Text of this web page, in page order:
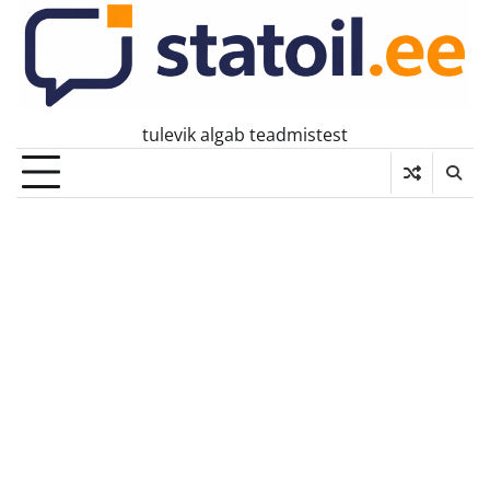
Skip
content
tulevik algab teadmistest